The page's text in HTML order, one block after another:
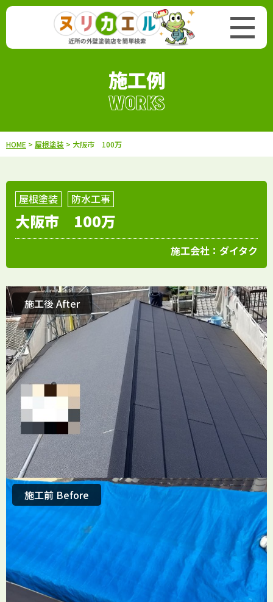
施工例
WORKS
HOME > 屋根塗装 > 大阪市 100万
屋根塗装 防水工事
大阪市 100万
施工会社： ダイタク
施工前 Before
施工後 After